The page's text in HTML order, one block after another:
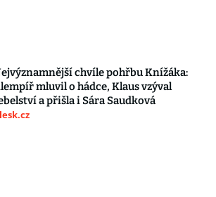
chvíle pohřbu Knížáka:
mluvil o hádce, Klaus vzýval
a přišla i Sára Saudková